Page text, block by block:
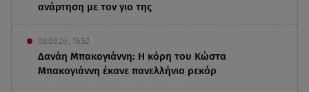
ανάρτηση με τον γιο της
08.08.26 , 16:52
Δανάη Μπακογιάννη: Η κόρη του Κώστα
Μπακογιάννη έκανε πανελλήνιο ρεκόρ